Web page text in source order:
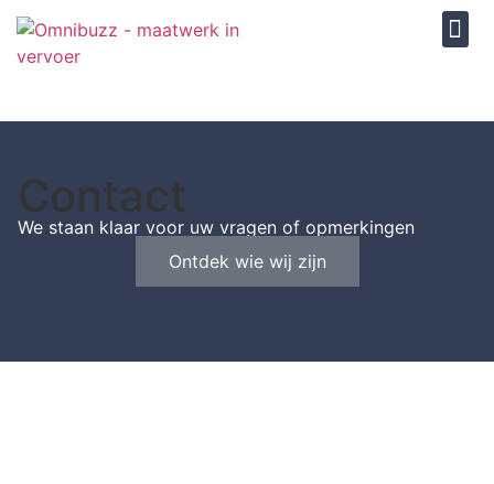
Contact
We staan klaar voor uw vragen of opmerkingen
Ontdek wie wij zijn